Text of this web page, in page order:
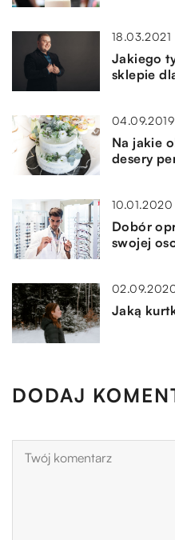
18.03.2021
Jakiego
sklepie
04.09.2019
Na jakie
desery
10.01.2020
Dobór
swojej
Jaką
DODAJ